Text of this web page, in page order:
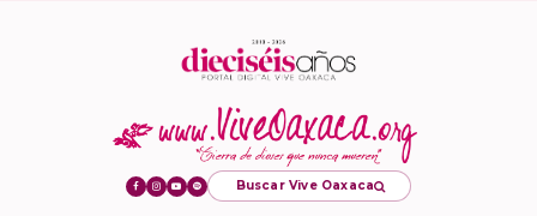
Buscar Vive Oaxaca